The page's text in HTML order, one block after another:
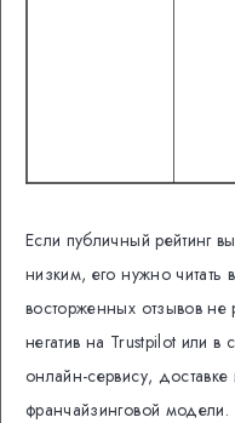
Если публичный рейтинг
низким, его нужно читать
восторженных отзывов не
негатив на Trustpilot или в
онлайн-сервису,
франчайзинговой модели.